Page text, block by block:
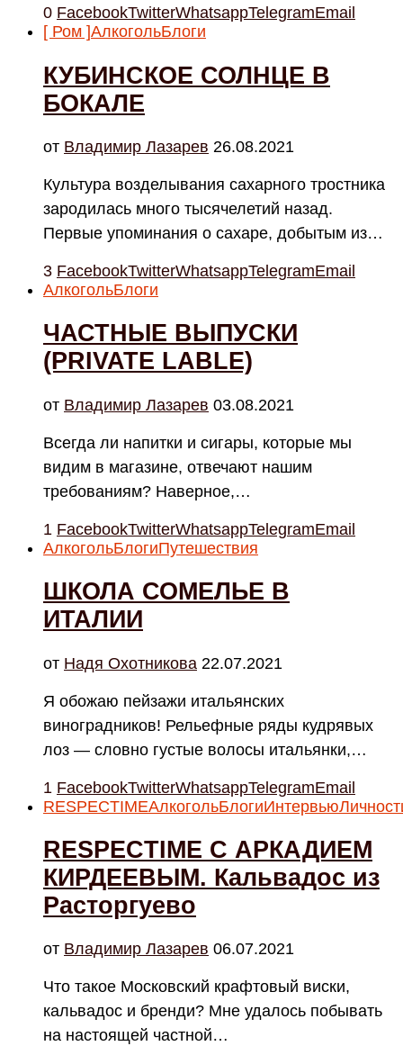
0 FacebookTwitterWhatsappTelegramEmail
[ Ром ]АлкогольБлоги
КУБИНСКОЕ СОЛНЦЕ В
БОКАЛЕ
от Владимир Лазарев 26.08.2021
Культура возделывания сахарного тростника
зародилась много тысячелетий назад.
Первые упоминания о сахаре, добытым из…
3 FacebookTwitterWhatsappTelegramEmail
АлкогольБлоги
ЧАСТНЫЕ ВЫПУСКИ
(PRIVATE LABLE)
от Владимир Лазарев 03.08.2021
Всегда ли напитки и сигары, которые мы
видим в магазине, отвечают нашим
требованиям? Наверное,…
1 FacebookTwitterWhatsappTelegramEmail
АлкогольБлогиПутешествия
ШКОЛА СОМЕЛЬЕ В
ИТАЛИИ
от Надя Охотникова 22.07.2021
Я обожаю пейзажи итальянских
виноградников! Рельефные ряды кудрявых
лоз — словно густые волосы итальянки,…
1 FacebookTwitterWhatsappTelegramEmail
RESPECTIMEАлкогольБлогиИнтервью
RESPECTIME С АРКАДИЕМ
КИРДЕЕВЫМ. Кальвадос из
Расторгуево
от Владимир Лазарев 06.07.2021
Что такое Московский крафтовый виски,
кальвадос и бренди? Мне удалось побывать
на настоящей частной…